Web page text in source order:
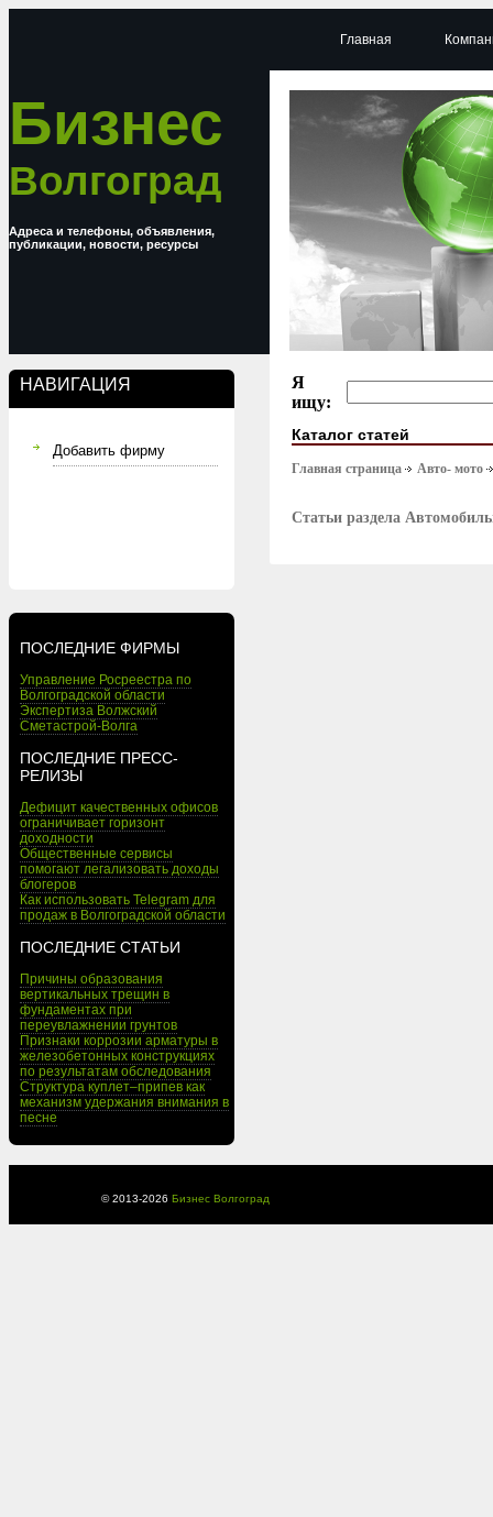
Бизнес
Волгоград
Адреса и телефоны, объявления,
публикации, новости, ресурсы
НАВИГАЦИЯ
Добавить фирму
ПОСЛЕДНИЕ ФИРМЫ
Управление Росреестра по
Волгоградской области
Экспертиза Волжский
Сметастрой-Волга
ПОСЛЕДНИЕ ПРЕСС-
РЕЛИЗЫ
Дефицит качественных офисов
ограничивает горизонт
доходности
Общественные сервисы
помогают легализовать доходы
блогеров
Как использовать Telegram для
продаж в Волгоградской области
ПОСЛЕДНИЕ СТАТЬИ
Причины образования
вертикальных трещин в
фундаментах при
переувлажнении грунтов
Признаки коррозии арматуры в
железобетонных конструкциях
по результатам обследования
Структура куплет–припев как
механизм удержания внимания в
песне
Главная
Я
ищу:
Каталог статей
Главная страница Авто- мото
Статьи раздела
© 2013-2026 Бизнес Волгоград